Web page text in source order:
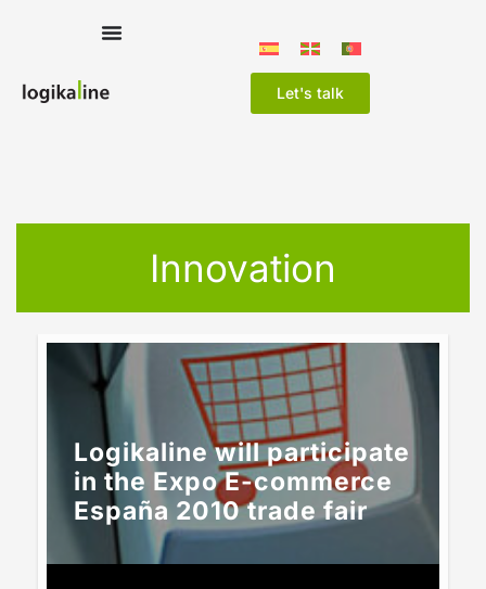
Let's talk
Innovation
Logikaline will participate
in the Expo E-commerce
España 2010 trade fair